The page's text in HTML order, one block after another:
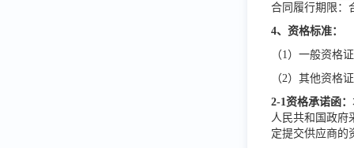
合同履行期限：
4、资格标准：
（1）一般资格
（2）其他资格
2-1资格承诺函：
人民共和国政府
定提交供应商的